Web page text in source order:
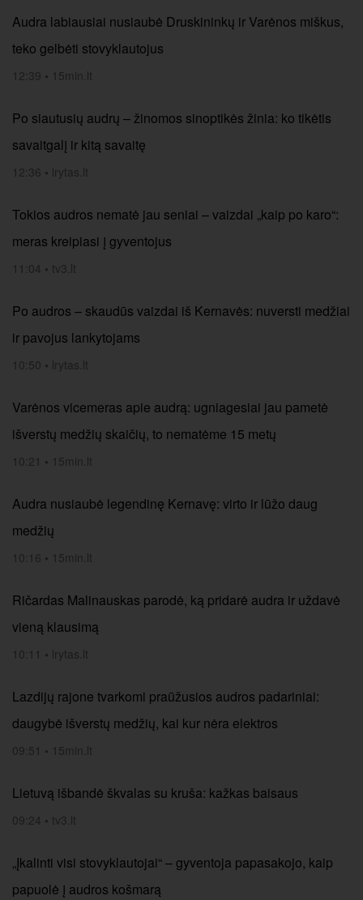
Audra labiausiai nusiaubė Druskininkų ir Varėnos miškus,
teko gelbėti stovyklautojus
12:39 • 15min.lt
Po siautusių audrų – žinomos sinoptikės žinia: ko tikėtis
savaitgalį ir kitą savaitę
12:36 • lrytas.lt
Tokios audros nematė jau seniai – vaizdai „kaip po karo“:
meras kreipiasi į gyventojus
11:04 • tv3.lt
Po audros – skaudūs vaizdai iš Kernavės: nuversti medžiai
ir pavojus lankytojams
10:50 • lrytas.lt
Varėnos vicemeras apie audrą: ugniagesiai jau pametė
išverstų medžių skaičių, to nematėme 15 metų
10:21 • 15min.lt
Audra nusiaubė legendinę Kernavę: virto ir lūžo daug
medžių
10:16 • 15min.lt
Ričardas Malinauskas parodė, ką pridarė audra ir uždavė
vieną klausimą
10:11 • lrytas.lt
Lazdijų rajone tvarkomi praūžusios audros padariniai:
daugybė išverstų medžių, kai kur nėra elektros
09:51 • 15min.lt
Lietuvą išbandė škvalas su kruša: kažkas baisaus
09:24 • tv3.lt
„Įkalinti visi stovyklautojai“ – gyventoja papasakojo, kaip
papuolė į audros košmarą